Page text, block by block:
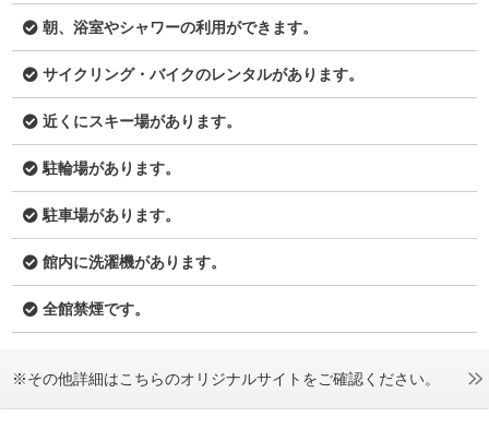
朝、浴室やシャワーの利用ができます。
サイクリング・バイクのレンタルがあります。
近くにスキー場があります。
駐輪場があります。
駐車場があります。
館内に洗濯機があります。
全館禁煙です。
※その他詳細はこちらのオリジナルサイトをご確認ください。